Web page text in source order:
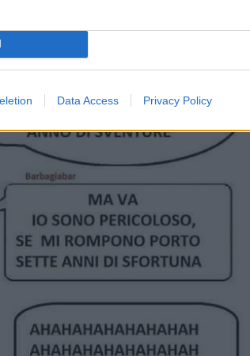
Data Access Privacy Policy
visualizzazioni